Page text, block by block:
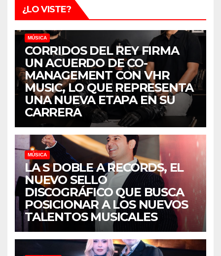
¿LO VISTE?
MÚSICA
CORRIDOS DEL REY FIRMA
UN ACUERDO DE CO-
MANAGEMENT CON VHR
MUSIC, LO QUE REPRESENTA
UNA NUEVA ETAPA EN SU
CARRERA
MÚSICA
LA S DOBLE A RECORDS, EL
NUEVO SELLO
DISCOGRÁFICO QUE BUSCA
POSICIONAR A LOS NUEVOS
TALENTOS MUSICALES